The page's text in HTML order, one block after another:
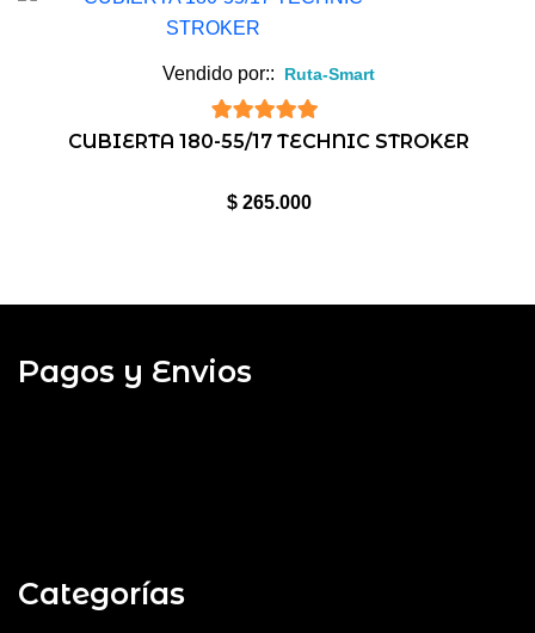
Vendido por:: Ruta-Smart
5de 5
CUBIERTA 180-55/17 TECHNIC STROKER
$265.000
Pagos y Envios
Categorías